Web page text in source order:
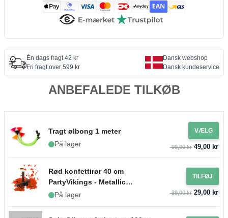
Én dags fragt 42 kr
Fri fragt over 599 kr
Dansk webshop
Dansk kundeservice
ANBEFALEDE TILKØB
Tragt ølbong 1 meter
På lager
VÆLG
99,00 kr49,00 kr
Rød konfettirør 40 cm
PartyVikings - Metallic
Rektangulær
På lager
TILFØJ
39,00 kr29,00 kr